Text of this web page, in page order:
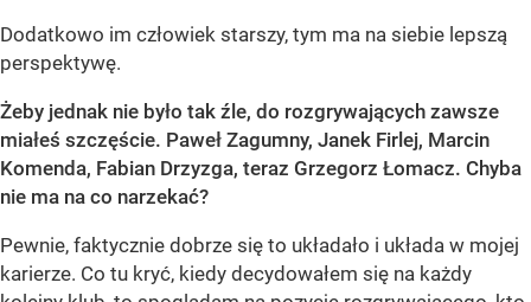
Dodatkowo im człowiek starszy, tym ma na siebie lepszą
perspektywę.
Żeby jednak nie było tak źle, do rozgrywających zawsze
miałeś szczęście. Paweł Zagumny, Janek Firlej, Marcin
Komenda, Fabian Drzyzga, teraz Grzegorz Łomacz. Chyba
nie ma na co narzekać?
Pewnie, faktycznie dobrze się to układało i układa w mojej
karierze. Co tu kryć, kiedy decydowałem się na każdy